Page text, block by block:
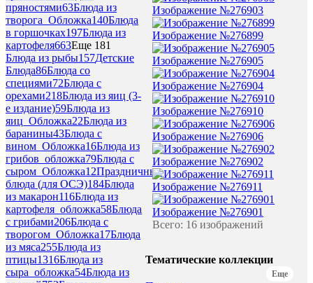
пряностями63Блюда из
творога_Обложка140Блюда
в горшочках197Блюда из
картофеля663Еще 181
Блюда из рыбы157Детские
Блюда86Блюда со
специями72Блюда с
орехами218Блюда из яиц (3-
е издание)59Блюда из
яиц_Обложка22Блюда из
баранины43Блюда с
вином_Обложка16Блюда из
грибов_обложка79Блюда с
сыром_Обложка12Праздничные
блюда (для ОСЭ)184Блюда
из макарон116Блюда из
картофеля_обложка58Блюда
с грибами206Блюда с
творогом_Обложка17Блюда
из мяса255Блюда из
птицы1316Блюда из
сыра_обложка54Блюда из
Изображение №276903
Изображение №276899
Изображение №276905
Изображение №276904
Изображение №276910
Изображение №276906
Изображение №276902
Изображение №276911
Изображение №276901
Всего: 16 изображений
Тематические коллекции
Еще